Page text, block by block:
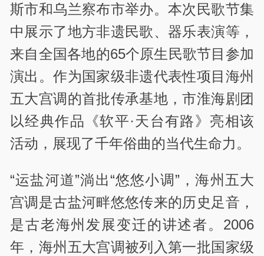
斯市和乌兰察布市举办。本次民歌节集
中展示了地方非遗民歌、器乐表演等，
来自全国各地的65个原生民歌节目参加
演出。作为国家级非遗代表性项目海州
五大宫调的首批传承基地，市淮海剧团
以经典作品《软平·天台有路》亮相该
活动，展现了千年俗曲的当代生命力。
“运盐河道”淌出“悠悠小调”，海州五大
宫调是古盐河畔悠悠传来的历史足音，
是古老海州发展变迁的讲述者。2006
年，海州五大宫调被列入第一批国家级